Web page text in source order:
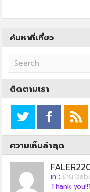
ค้นหาที่เที่ยว
ติดตามเรา
ความเห็นล่าสุด
in : ร้าน
Thank